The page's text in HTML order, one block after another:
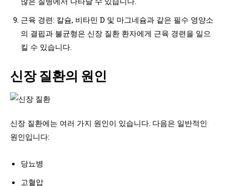
근육 경련: 칼슘, 비타민 D 및 마그네슘과 같은 필수 영양소
의 결핍과 불균형은 신장 질환 환자에게 근육 경련을 일으
킬 수 있습니다.
신장 질환의 원인
신장 질환에는 여러 가지 원인이 있습니다. 다음은 일반적인
원인입니다:
당뇨병
고혈압